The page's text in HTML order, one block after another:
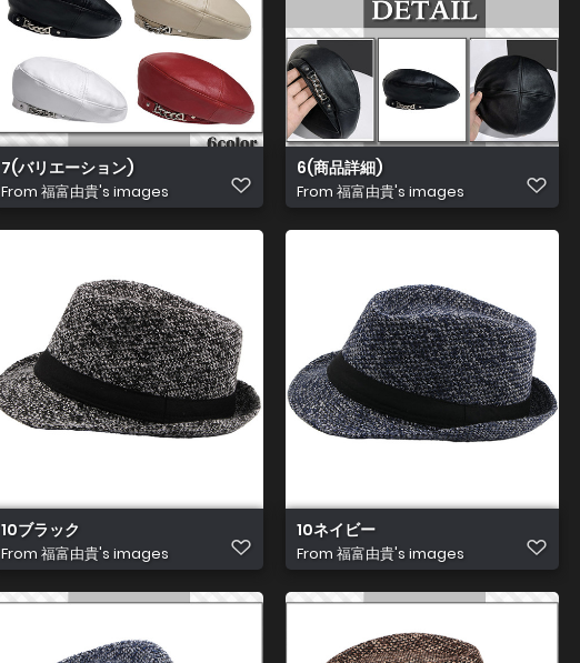
7(バリエーション)
From 福富由貴's images
6(商品詳細)
From 福富由貴's images
10ブラック
From 福富由貴's images
10ネイビー
From 福富由貴's images